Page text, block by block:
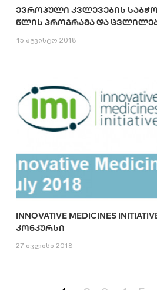
ᲔᲕᲠᲝᲞᲣᲚᲘ ᲙᲕᲚᲔᲕᲔᲑᲘᲡ ᲡᲐᲑᲭᲝᲡ
ᲬᲚᲘᲡ ᲞᲠᲝᲒᲠᲐᲛᲐ ᲓᲐ
15 აგვისტო 2018
INNOVATIVE MEDICINES
ᲙᲝᲜᲙᲣᲠᲡᲘ
27 ივლისი 2018